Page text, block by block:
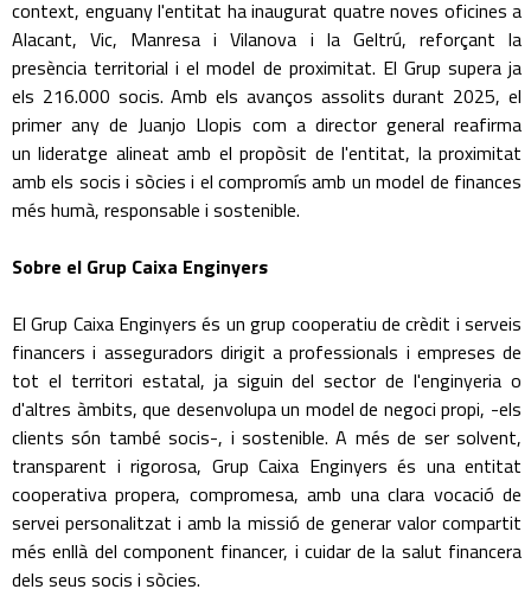
context, enguany l'entitat ha inaugurat quatre noves oficines a
Alacant, Vic, Manresa i Vilanova i la Geltrú, reforçant la
presència territorial i el model de proximitat. El Grup supera ja
els 216.000 socis. Amb els avanços assolits durant 2025, el
primer any de Juanjo Llopis com a director general reafirma
un lideratge alineat amb el propòsit de l'entitat, la proximitat
amb els socis i sòcies i el compromís amb un model de finances
més humà, responsable i sostenible.
Sobre el Grup Caixa Enginyers
El Grup Caixa Enginyers és un grup cooperatiu de crèdit i serveis
financers i asseguradors dirigit a professionals i empreses de
tot el territori estatal, ja siguin del sector de l'enginyeria o
d'altres àmbits, que desenvolupa un model de negoci propi, -els
clients són també socis-, i sostenible. A més de ser solvent,
transparent i rigorosa, Grup Caixa Enginyers és una entitat
cooperativa propera, compromesa, amb una clara vocació de
servei personalitzat i amb la missió de generar valor compartit
més enllà del component financer, i cuidar de la salut financera
dels seus socis i sòcies.